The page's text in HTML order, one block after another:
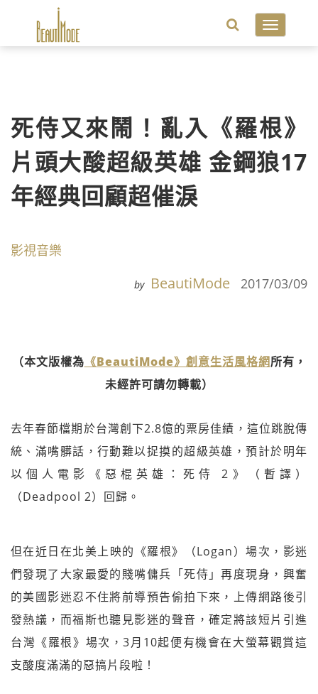
Toggle
死侍又來鬧！亂入《羅根》
片頭大酸超級英雄 金鋼狼17
年經典回顧超催淚
影視音樂
by BeautiMode 2017/03/09
（本文版權為 《BeautiMode》創意生活風格網所有，
未經許可請勿轉載）
去年春節檔期於台灣創下2.8億的票房佳績，這位跳脫傳
統、滿嘴髒話，行動難以捉摸的超級英雄，預計於明年
以個人電影《惡棍英雄：死侍 2》（暫譯）
（Deadpool 2）回歸。
但在近日在北美上映的《羅根》（Logan）場次，影迷
們發現了大家最愛的賤嘴傭兵「死侍」再度現身，興奮
的美國影迷忍不住將前導預告偷拍下來，上傳網路後引
發熱議，而福斯也聽見影迷的聲音，確定將該短片引進
台灣《羅根》場次，3月10起便有機會在大螢幕觀賞這
支酸度滿滿的惡搞片段啦！